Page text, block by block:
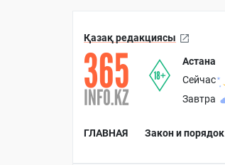
Қазақ редакциясы
Астана
Сейчас
Завтра
ГЛАВНАЯ Закон и порядок